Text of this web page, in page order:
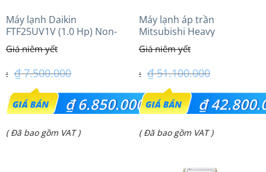
Máy lạnh Daikin
FTF25UV1V (1.0 Hp) Non-
inverter Thái lan
₫7.500.000
Giá
gốc
là:
₫6.850.000
Giá
( Đã bao gồm VAT )
Máy lạnh áp trần
Mitsubishi Heavy
FDE100VG (4.0Hp) Cao cấp
– 3 Pha
₫51.100.000
Giá
gốc
là:
₫
Giá
( Đã bao gồm VAT )